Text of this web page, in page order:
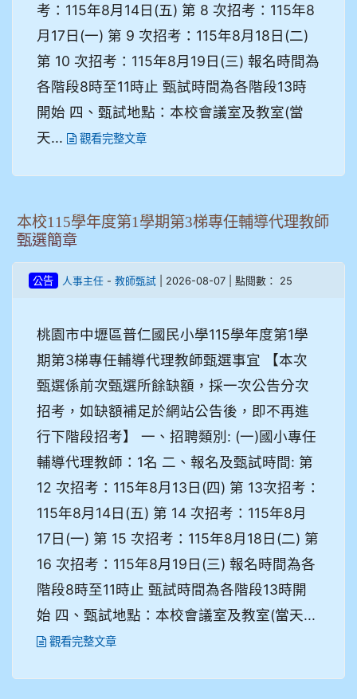
考：115年8月14日(五) 第 8 次招考：115年8
月17日(一) 第 9 次招考：115年8月18日(二)
第 10 次招考：115年8月19日(三) 報名時間為
各階段8時至11時止 甄試時間為各階段13時
開始 四、甄試地點：本校會議室及教室(當
天...
觀看完整文章
本校115學年度第1學期第3梯專任輔導代理教師
甄選簡章
公告 人事主任- 教師甄試| 2026-08-07 | 點閱數： 25
桃園市中壢區普仁國民小學115學年度第1學
期第3梯專任輔導代理教師甄選事宜 【本次
甄選係前次甄選所餘缺額，採一次公告分次
招考，如缺額補足於網站公告後，即不再進
行下階段招考】 一、招聘類別: (一)國小專任
輔導代理教師：1名 二、報名及甄試時間: 第
12 次招考：115年8月13日(四) 第 13次招考：
115年8月14日(五) 第 14 次招考：115年8月
17日(一) 第 15 次招考：115年8月18日(二) 第
16 次招考：115年8月19日(三) 報名時間為各
階段8時至11時止 甄試時間為各階段13時開
始 四、甄試地點：本校會議室及教室(當天...
觀看完整文章